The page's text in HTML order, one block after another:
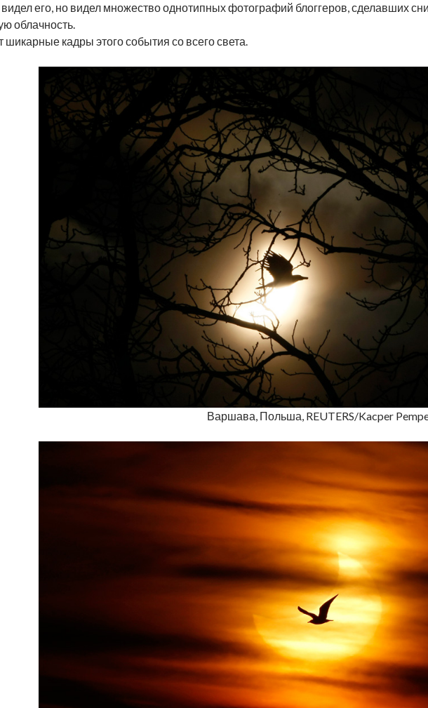
его, но видел множество однотипных фотографий блоггеров, сделавших
облачность.
шикарные кадры этого события со всего света.
Варшава, Польша, REUTERS/Kacper